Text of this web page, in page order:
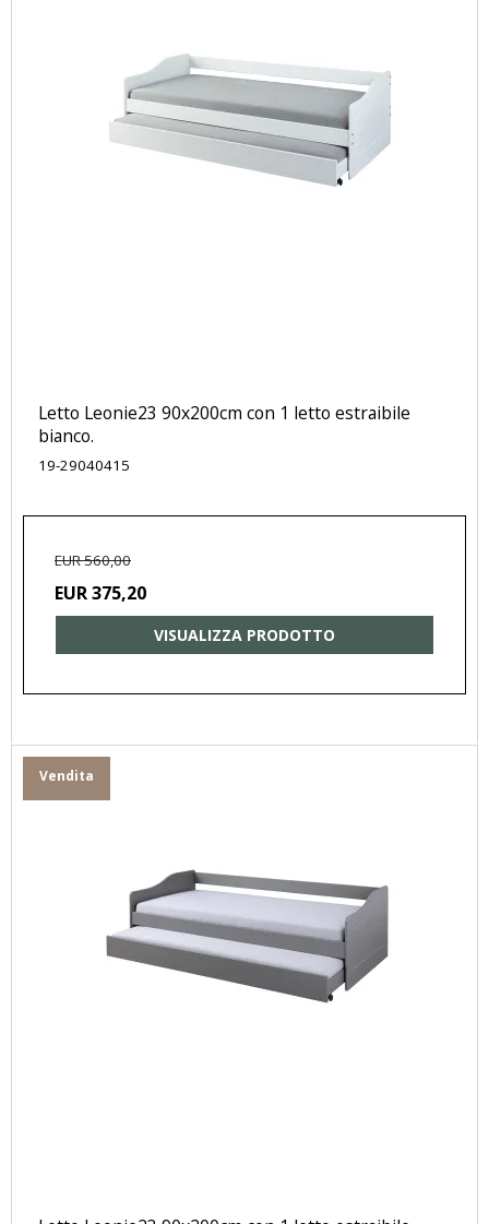
Letto Leonie23 90x200cm con 1 letto estraibile
bianco.
19-29040415
EUR 560,00
EUR 375,20
VISUALIZZA PRODOTTO
Vendita